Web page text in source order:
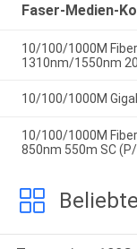
Faser-Medien-
10/100/1000M
1310nm/1550nm
10/100/1000M
10/100/1000M
850nm 550m SC